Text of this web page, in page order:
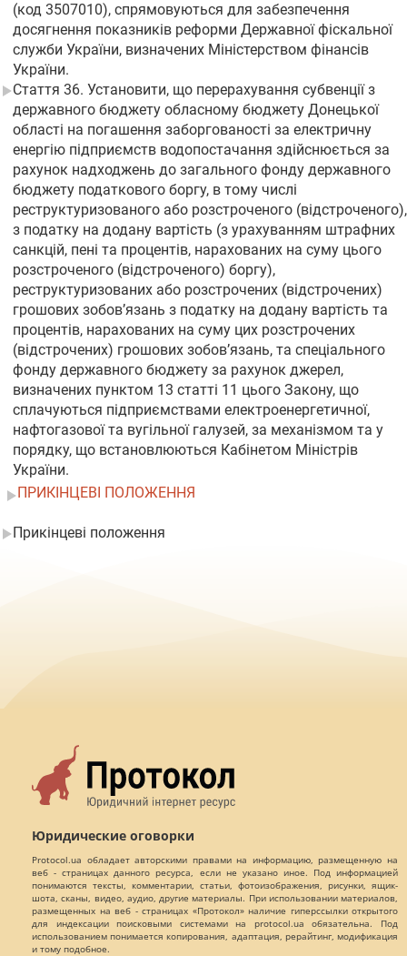
(код 3507010), спрямовуються для забезпечення
досягнення показників реформи Державної фіскальної
служби України, визначених Міністерством фінансів
України.
Стаття 36. Установити, що перерахування субвенції з
державного бюджету обласному бюджету Донецької
області на погашення заборгованості за електричну
енергію підприємств водопостачання здійснюється за
рахунок надходжень до загального фонду державного
бюджету податкового боргу, в тому числі
реструктуризованого або розстроченого (відстроченого),
з податку на додану вартість (з урахуванням штрафних
санкцій, пені та процентів, нарахованих на суму цього
розстроченого (відстроченого) боргу),
реструктуризованих або розстрочених (відстрочених)
грошових зобов’язань з податку на додану вартість та
процентів, нарахованих на суму цих розстрочених
(відстрочених) грошових зобов’язань, та спеціального
фонду державного бюджету за рахунок джерел,
визначених пунктом 13 статті 11 цього Закону, що
сплачуються підприємствами електроенергетичної,
нафтогазової та вугільної галузей, за механізмом та у
порядку, що встановлюються Кабінетом Міністрів
України.
ПРИКІНЦЕВІ ПОЛОЖЕННЯ
Прикінцеві положення
Юридические оговорки
Protocol.ua обладает авторскими правами на информацию, размещенную на
веб - страницах данного ресурса, если не указано иное. Под информацией
понимаются тексты, комментарии, статьи, фотоизображения, рисунки, ящик-
шота, сканы, видео, аудио, другие материалы. При использовании материалов,
размещенных на веб - страницах «Протокол» наличие гиперссылки открытого
для индексации поисковыми системами на protocol.ua обязательна. Под
использованием понимается копирования, адаптация, рерайтинг, модификация
и тому подобное.